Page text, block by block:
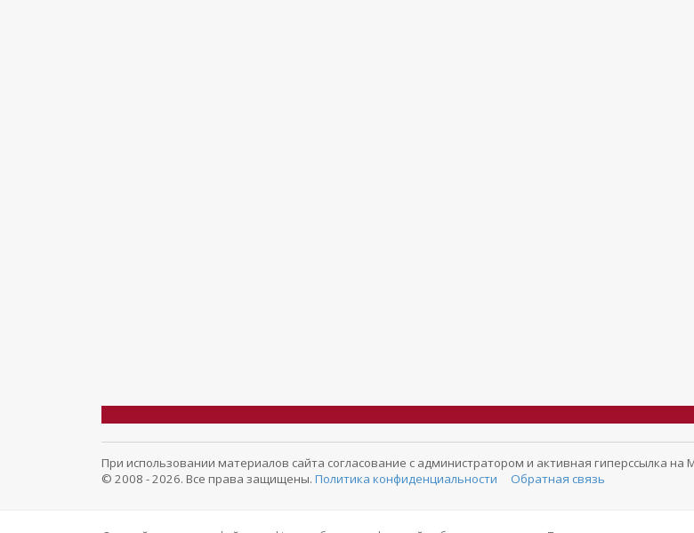
При использовании материалов сайта согласование с администратором и активная гиперссылка на
© 2008 - 2026. Все права защищены. Политика конфиденциальности Обратная связь